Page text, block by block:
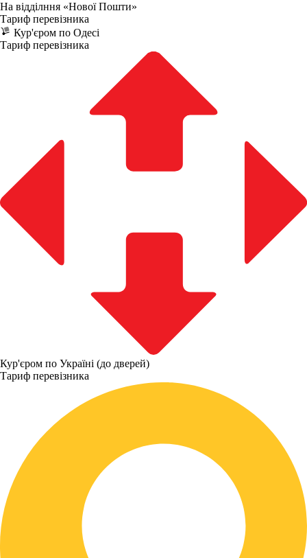
На відділння «Нової Пошти»
Тариф перевізника
Кур'єром по Одесі
Тариф перевізника
Кур'єром по Україні (до дверей)
Тариф перевізника